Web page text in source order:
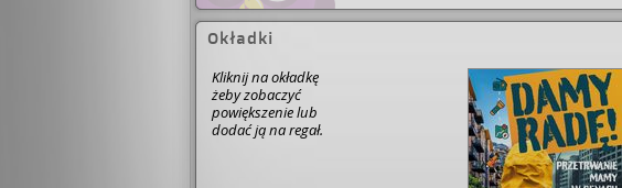
Okładki
Kliknij na okładkę
żeby zobaczyć
powiększenie lub
dodać ją na regał.